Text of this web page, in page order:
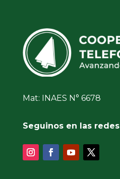
Mat: INAES N° 6678
Seguinos en las redes